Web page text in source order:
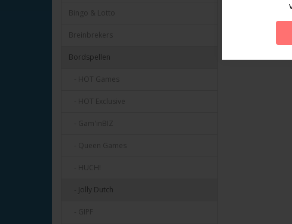
Bingo & Lotto
Breinbrekers
Bordspellen
- HOT Games
- HOT Exclusive
- Gam'inBIZ
- Queen Games
- HUCH!
- Jolly Dutch
- GIPF